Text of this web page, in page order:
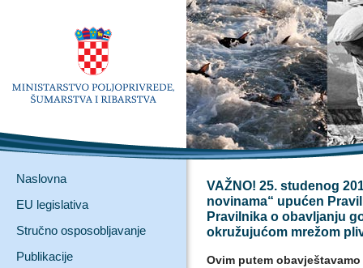
Naslovna
EU legislativa
Stručno osposobljavanje
Publikacije
VAŽNO! 25. studenog
novinama“ upućen
Pravilnika o obavljanju
okružujućom mrežom
Ovim putem